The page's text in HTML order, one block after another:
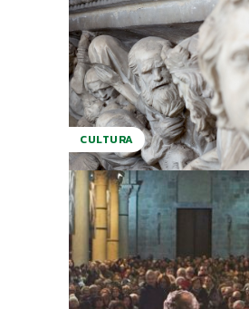
CULTURA